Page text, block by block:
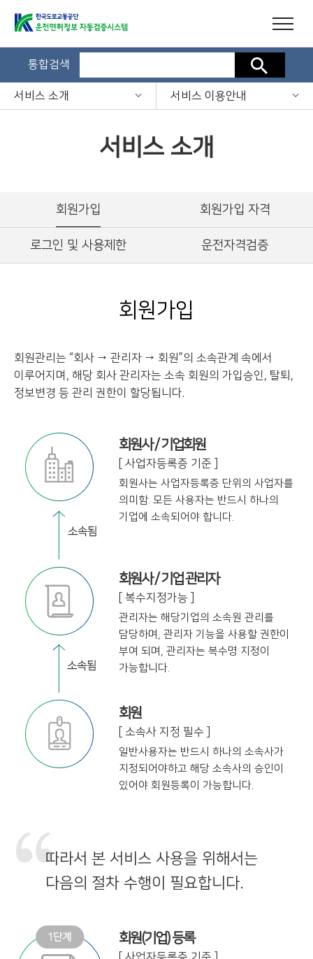
통합검색 검색
서비스 소개 서비스 이용안내
서비스 소개
회원가입 회원가입 자격
로그인 및 사용제한 운전자격검증
회원가입
회원관리는 “회사 → 관리자 → 회원”의 소속관계 속에서
이루어지며, 해당 회사 관리자는 소속 회원의 가입승인, 탈퇴,
정보변경 등 관리 권한이 할당됩니다.
회원사 / 기업회원
[ 사업자등록증 기준 ]
회원사는 사업자등록증 단위의 사업자를
의미함. 모든 사용자는 반드시 하나의
기업에 소속되어야 합니다.
회원사 / 기업 관리자
[ 복수지정가능 ]
관리자는 해당기업의 소속원 관리를
담당하며, 관리자 기능을 사용할 권한이
부여 되며, 관리자는 복수명 지정이
가능합니다.
회원
[ 소속사 지정 필수 ]
일반사용자는 반드시 하나의 소속사가
지정되어야하고 해당 소속사의 승인이
있어야 회원등록이 가능합니다.
따라서 본 서비스 사용을 위해서는
다음의 절차 수행이 필요합니다.
회원(기업) 등록